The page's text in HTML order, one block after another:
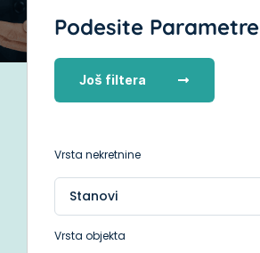
Podesite Parametre
Još filtera
Vrsta nekretnine
Vrsta objekta